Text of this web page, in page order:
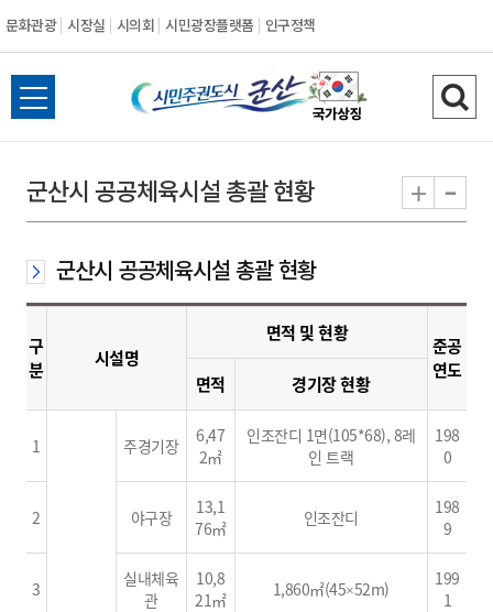
문화관광 시장실 시의회 시민광장플랫폼 인구정책
시
민
주
권
도
시
군
산
전
체
뉴
열
검
색
기
군산시 공공체육시설 총괄 현황 + -
군산시 공공체육시설 총괄 현황
구
분
시설명
면적 및 현황
준공
연도
면적 경기장 현황
1 주경기장
6,47
2㎡
인조잔디 1면(105*68), 8레
인 트랙
198
0
2 야구장
13,1
76㎡
인조잔디
198
9
3
실내체육
관
10,8
21㎡
1,860㎡(45×52m)
199
1